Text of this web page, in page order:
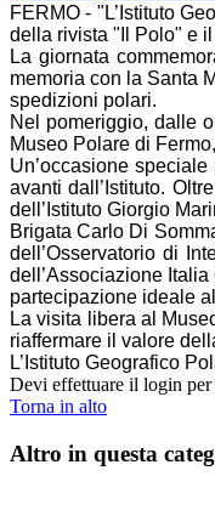
FERMO - "L’Istituto
della rivista "Il Polo" e
La giornata
memoria con la Santa
spedizioni polari.
Nel pomeriggio, dalle
Museo Polare di
Un’occasione
avanti dall’Istituto.
dell’Istituto Giorgio
Brigata Carlo Di
dell’Osservatorio di
dell’Associazione
partecipazione ideale
La visita libera al
riaffermare il valore
L’Istituto Geografico
Devi effettuare il login
Torna in alto
Altro in questa